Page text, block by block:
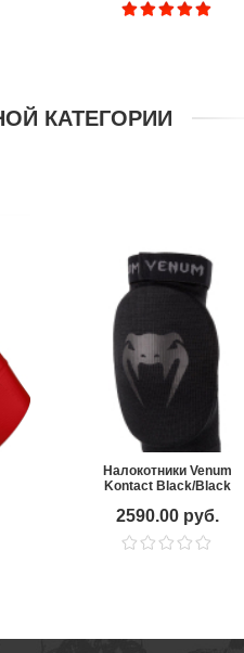
КАТЕГОРИИ
Налокотники Venum
Kontact Black/Black
2590.00 руб.